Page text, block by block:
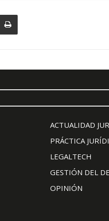
ACTUALIDAD
PRÁCTICA
LEGALTECH
GESTIÓN DEL
OPINIÓN